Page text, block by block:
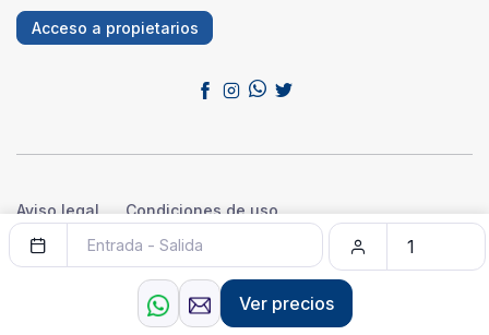
Ver precios
Acceso a propietarios
Aviso legal
Condiciones de uso
Política de privacidad
© 2026 Sensación Rural™. Todos los derechos reservados.